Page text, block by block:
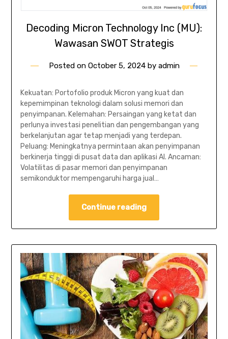
Decoding Micron Technology Inc (MU):
Wawasan SWOT Strategis
Posted on October 5, 2024by admin
Kekuatan: Portofolio produk Micron yang kuat dan
kepemimpinan teknologi dalam solusi memori dan
penyimpanan. Kelemahan: Persaingan yang ketat dan
perlunya investasi penelitian dan pengembangan yang
berkelanjutan agar tetap menjadi yang terdepan.
Peluang: Meningkatnya permintaan akan penyimpanan
berkinerja tinggi di pusat data dan aplikasi AI. Ancaman:
Volatilitas di pasar memori dan penyimpanan
semikonduktor mempengaruhi harga jual…
Continue reading